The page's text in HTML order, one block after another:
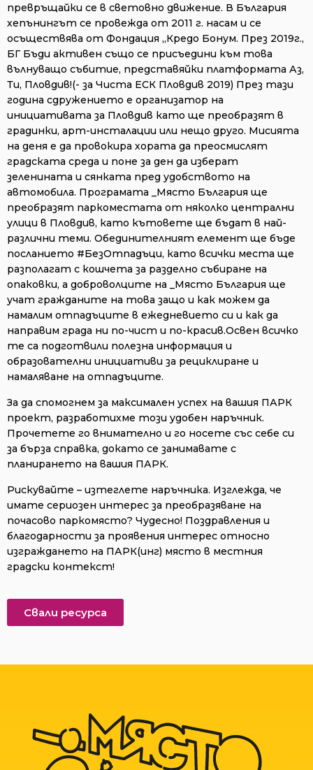
превръщайки се в световно движение. В България
хепънингът се провежда от 2011 г. насам и се
осъществява от Фондация „Кредо Бонум. През 2019г.,
БГ Бъди активен също се присъедини към това
вълнуващо събитие, представяйки платформата Аз,
Ти, Пловдив!(- за Чиста ЕСК Пловдив 2019) През тази
година сдружението е организатор на
инициативата за Пловдив като ще преобразят в
градинки, арт-инсталации или нещо друго. Мисията
на деня е да провокира хората да преосмислят
градската среда и поне за ден да изберат
зеленината и сянката пред удобството на
автомобила. Програмата _Място България ще
преобразят паркоместата от няколко централни
улици в Пловдив, като кътовете ще бъдат в най-
различни теми. Обединителният елемент ще бъде
посланието #БезОтпадъци, като всички места ще
разполагат с кошчета за разделно събиране на
опаковки, а доброволците на _Място България ще
учат гражданите на това защо и как можем да
намалим отпадъците в ежедневието си и как да
направим града ни по-чист и по-красив.Освен всичко
те са подготвили полезна информация и
образователни инициативи за рециклиране и
намаляване на отпадъците.
За да спомогнем за максимален успех на вашия ПАРК
проект, разработихме този удобен наръчник.
Прочетете го внимателно и го носете със себе си
за бърза справка, докато се занимавате с
планирането на вашия ПАРК.
Рискувайте – изтеглете наръчника. Изглежда, че
имате сериозен интерес за преобразяване на
почасово паркомясто? Чудесно! Поздравления и
благодарности за проявения интерес относно
изграждането на ПАРК(инг) място в местния
градски контекст!
Свали ресурса​